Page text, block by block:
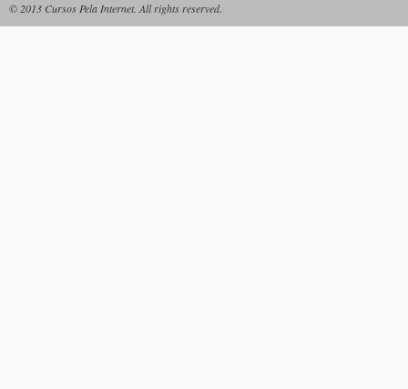
© 2013 Cursos Pela Internet. All rights reserved.